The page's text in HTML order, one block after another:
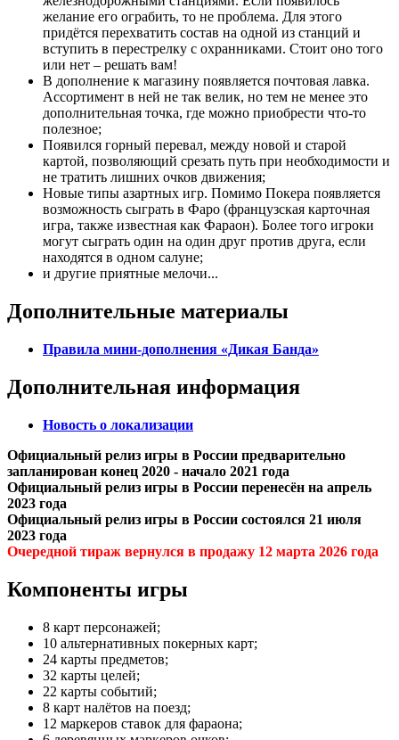
желание его ограбить, то не проблема. Для этого
придётся перехватить состав на одной из станций и
вступить в перестрелку с охранниками. Стоит оно того
или нет – решать вам!
В дополнение к магазину появляется почтовая лавка.
Ассортимент в ней не так велик, но тем не менее это
дополнительная точка, где можно приобрести что-то
полезное;
Появился горный перевал, между новой и старой
картой, позволяющий срезать путь при необходимости и
не тратить лишних очков движения;
Новые типы азартных игр. Помимо Покера появляется
возможность сыграть в Фаро (французская карточная
игра, также известная как Фараон). Более того игроки
могут сыграть один на один друг против друга, если
находятся в одном салуне;
и другие приятные мелочи...
Дополнительные материалы
Правила мини-дополнения «Дикая Банда»
Дополнительная информация
Новость о локализации
Официальный релиз игры в России предварительно
запланирован конец 2020 - начало 2021 года
Официальный релиз игры в России перенесён на апрель
2023 года
Официальный релиз игры в России состоялся 21 июля
2023 года
Очередной тираж вернулся в продажу 12 марта 2026 года
Компоненты игры
8 карт персонажей;
10 альтернативных покерных карт;
24 карты предметов;
32 карты целей;
22 карты событий;
8 карт налётов на поезд;
12 маркеров ставок для фараона;